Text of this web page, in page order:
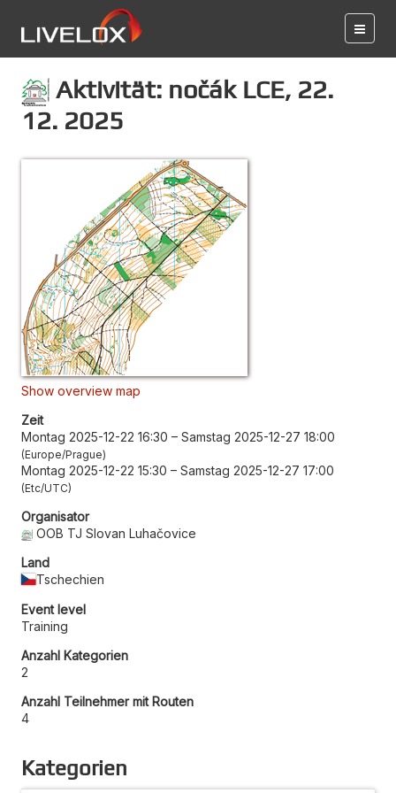
Aktivität: nočák LCE, 22.
12. 2025
Show overview map
Zeit
Montag 2025-12-22 16:30 – Samstag 2025-12-27 18:00
Europe/Prague
Montag 2025-12-22 15:30 – Samstag 2025-12-27 17:00
Etc/UTC
Organisator
OOB TJ Slovan Luhačovice
Land
Tschechien
Event level
Training
Anzahl Kategorien
2
Anzahl Teilnehmer mit Routen
4
Kategorien